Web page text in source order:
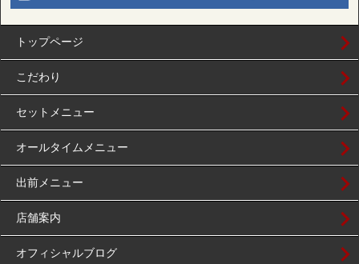
トップページ
こだわり
セットメニュー
オールタイムメニュー
出前メニュー
店舗案内
オフィシャルブログ